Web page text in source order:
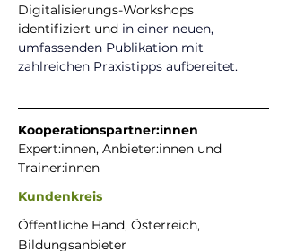
Digitalisierungs-Workshops
identifiziert und in einer neuen,
umfassenden Publikation mit
zahlreichen Praxistipps aufbereitet.
Kooperationspartner:innen
Expert:innen, Anbieter:innen und
Trainer:innen
Kundenkreis
Öffentliche Hand, Österreich,
Bildungsanbieter